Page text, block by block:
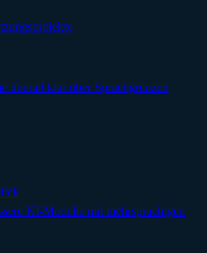
überall klar über Sprachgrenzen
KI-Modelle mit mehrsprachigen